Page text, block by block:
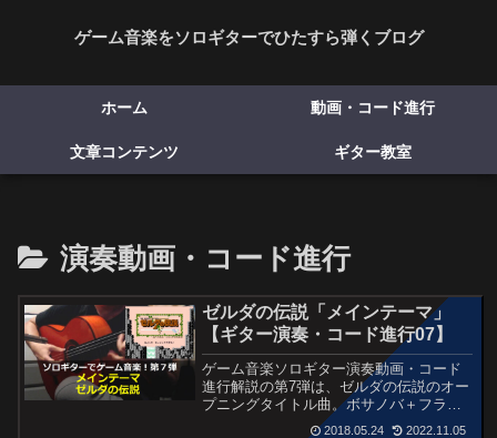
ゲーム音楽をソロギターでひたすら弾くブログ
ホーム 動画・コード進行
文章コンテンツ ギター教室
演奏動画・コード進行
ゼルダの伝説「メインテーマ」
【ギター演奏・コード進行07】
ゲーム音楽ソロギター演奏動画・コード
進行解説の第7弾は、ゼルダの伝説のオー
プニングタイトル曲。ボサノバ＋フラメ
ンコなアレンジでお届けします。
2018.05.24 2022.11.05